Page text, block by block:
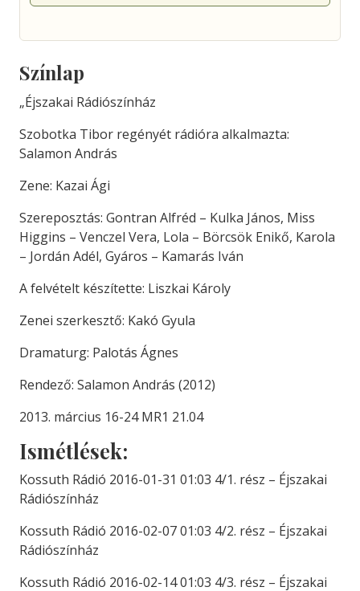
Színlap
„Éjszakai Rádiószínház
Szobotka Tibor regényét rádióra alkalmazta:
Salamon András
Zene: Kazai Ági
Szereposztás: Gontran Alfréd – Kulka János, Miss
Higgins – Venczel Vera, Lola – Börcsök Enikő, Karola
– Jordán Adél, Gyáros – Kamarás Iván
A felvételt készítette: Liszkai Károly
Zenei szerkesztő: Kakó Gyula
Dramaturg: Palotás Ágnes
Rendező: Salamon András (2012)
2013. március 16-24 MR1 21.04
Ismétlések:
Kossuth Rádió 2016-01-31 01:03 4/1. rész – Éjszakai
Rádiószínház
Kossuth Rádió 2016-02-07 01:03 4/2. rész – Éjszakai
Rádiószínház
Kossuth Rádió 2016-02-14 01:03 4/3. rész – Éjszakai